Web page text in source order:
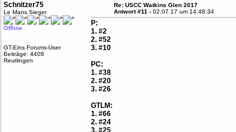
Schnitzer75
Le Mans Sieger
Offline
GT-Eins Forums-User
Beiträge: 4408
Reutlingen
Re: USCC Watkins Glen 2017
Antwort #11 -02.07.17 um 14:48:34
P:
1. #2
2. #52
3. #10
PC:
1. #38
2. #20
3. #26
GTLM:
1. #66
2. #24
3. #25